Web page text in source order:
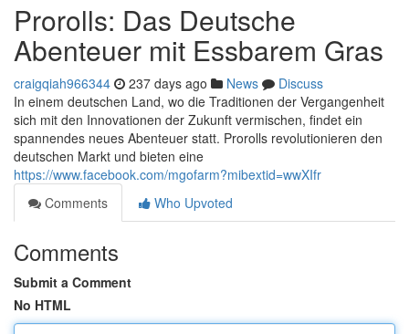
Prorolls: Das Deutsche
Abenteuer mit Essbarem Gras
craigqiah966344 237 days ago News
Discuss
In einem deutschen Land, wo die Traditionen der Vergangenheit
sich mit den Innovationen der Zukunft vermischen, findet ein
spannendes neues Abenteuer statt. Prorolls revolutionieren den
deutschen Markt und bieten eine
https://www.facebook.com/mgofarm?mibextid=wwXIfr
Comments
Who Upvoted
Comments
Submit a Comment
No HTML